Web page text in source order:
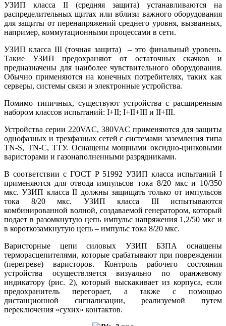
УЗИП класса II (средняя защита) устанавливаются на
распределительных щитах или вблизи важного оборудования
для защиты от перенапряжений среднего уровня, вызванных,
например, коммутационными процессами в сети.
УЗИП класса III (точная защита) – это финальный уровень.
Такие УЗИП предохраняют от остаточных скачков и
предназначены для наиболее чувствительного оборудования.
Обычно применяются на конечных потребителях, таких как
серверы, системы связи и электронные устройства.
Помимо типичных, существуют устройства с расширенным
набором классов испытаний: I+II; I+II+III и II+III.
Устройства серии 220VAC, 380VAC применяются для защиты
однофазных и трехфазных сетей с системами заземления ти­па
TN-S, TN-C, TTУ. Оснащены мощными оксидно-цинковыми
варисторами и газонаполненными разрядниками.
В соответствии с ГОСТ Р 51992 УЗИП класса испытаний I
применяются для отвода импульсов то­ка 8/20 мкс и 10/350
мкс. УЗИП класса II должны защищать только от импульсов
то­ка 8/20 мкс. УЗИП класса III испытываются
комбинированной волной, создаваемой генератором, который
подает в разомкнутую цепь импульс напряжения 1,2/50 мкс и
в короткозамкнутую цепь – импульс то­ка 8/20 мкс.
Варисторные цепи силовых УЗИП БЗПА оснащены
терморасцепителями, которые срабатывают при повреждении
(перегреве) варисторов. Контроль рабочего состояния
устройства осуществляется визуально по оранжевому
индикатору (рис. 2), который выскакивает из корпуса, если
предохранитель перегорает, а также с помощью
дистанционной сигнализации, реализуемой путем
переключения «сухих» контактов.